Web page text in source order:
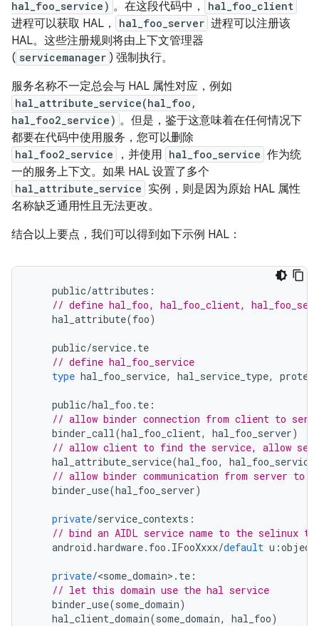
hal_foo_service) 。在这段代码中， hal_foo_client
进程可以获取 HAL， hal_foo_server 进程可以注册该
HAL。这些注册规则将由上下文管理器
( servicemanager ) 强制执行。
服务名称不一定总会与 HAL 属性对应，例如
hal_attribute_service(hal_foo,
hal_foo2_service) 。但是，鉴于这意味着在任何情况下
都要在代码中使用服务，您可以删除
hal_foo2_service ，并使用 hal_foo_service 作为统
一的服务上下文。如果 HAL 设置了多个
hal_attribute_service 实例，则是因为原始 HAL 属性
名称缺乏通用性且无法更改。
结合以上要点，我们可以得到如下示例 HAL：
public/attributes :
// define hal_foo, hal_foo_client,
hal_attribute(foo)
public/service. te
// define hal_foo_service
type hal_foo_service, hal_service_type,
public/hal_foo . te :
// allow binder connection from client to
binder_call(hal_foo_client, hal_foo_server)
// allow client to find the service, allow
hal_attribute_service(hal_foo, hal_foo_service
// allow binder communication from server to
binder_use(hal_foo_server)
private/service_contexts :
// bind an AIDL service name to the selinux
android .hardware. foo . IFooXxxx/default u :
private/<some_domain> . te :
// let this domain use the hal service
binder_use(some_domain)
hal_client_domain(some_domain, hal_foo)